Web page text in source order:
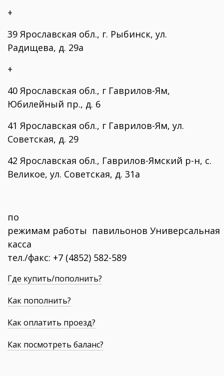
+
39 Ярославская обл., г. Рыбинск, ул.
Радищева, д. 29а
+
40 Ярославская обл., г Гаврилов-Ям,
Юбилейный пр., д. 6
41 Ярославская обл., г Гаврилов-Ям, ул.
Советская, д. 29
42 Ярославская обл., Гаврилов-Ямский р-н, с.
Великое, ул. Советская, д. 31а
по
режимам работы павильонов Универсальная
касса
тел./факс: +7 (4852) 582-589
Где купить/пополнить?
Как пополнить?
Как оплатить проезд?
Как посмотреть баланс?